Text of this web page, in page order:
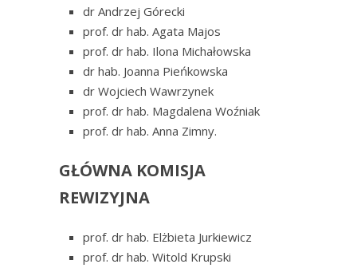
dr Andrzej Górecki
prof. dr hab. Agata Majos
prof. dr hab. Ilona Michałowska
dr hab. Joanna Pieńkowska
dr Wojciech Wawrzynek
prof. dr hab. Magdalena Woźniak
prof. dr hab. Anna Zimny.
GŁÓWNA KOMISJA
REWIZYJNA
prof. dr hab. Elżbieta Jurkiewicz
prof. dr hab. Witold Krupski